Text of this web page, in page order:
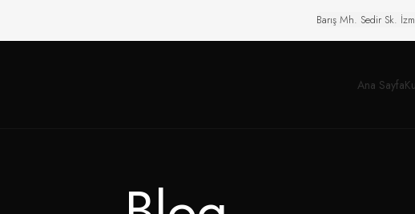
Barış Mh. Sedir Sk.
Ana Sayfa